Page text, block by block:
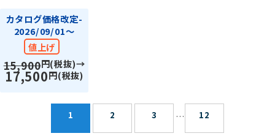
カタログ価格改定-
2026/09/01～
値上げ
15,900円(税抜)→
17,500円(税抜)
1 2 3 … 12